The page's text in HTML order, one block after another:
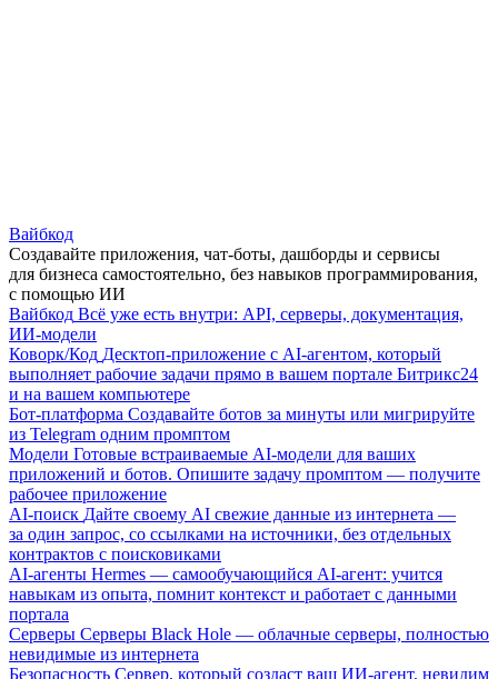
Вайбкод
Создавайте приложения, чат-боты, дашборды и сервисы
для бизнеса самостоятельно, без навыков программирования,
с помощью ИИ
Вайбкод Всё уже есть внутри: API, серверы, документация,
ИИ-модели
Коворк/Код Десктоп-приложение с AI-агентом, который
выполняет рабочие задачи прямо в вашем портале Битрикс24
и на вашем компьютере
Бот-платформа Создавайте ботов за минуты или мигрируйте
из Telegram одним промптом
Модели Готовые встраиваемые AI-модели для ваших
приложений и ботов. Опишите задачу промптом — получите
рабочее приложение
AI-поиск Дайте своему AI свежие данные из интернета —
за один запрос, со ссылками на источники, без отдельных
контрактов с поисковиками
AI-агенты Hermes — самообучающийся AI-агент: учится
навыкам из опыта, помнит контекст и работает с данными
портала
Серверы Серверы Black Hole — облачные серверы, полностью
невидимые из интернета
Безопасность Сервер, который создаст ваш ИИ-агент, невидим